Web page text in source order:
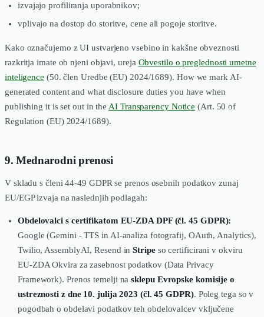
izvajajo profiliranja uporabnikov;
vplivajo na dostop do storitve, cene ali pogoje storitve.
Kako označujemo z UI ustvarjeno vsebino in kakšne obveznosti
razkritja imate ob njeni objavi, ureja Obvestilo o preglednosti umetne
inteligence (50. člen Uredbe (EU) 2024/1689). How we mark AI-
generated content and what disclosure duties you have when
publishing it is set out in the AI Transparency Notice (Art. 50 of
Regulation (EU) 2024/1689).
9. Mednarodni prenosi
V skladu s členi 44-49 GDPR se prenos osebnih podatkov zunaj
EU/EGP izvaja na naslednjih podlagah:
Obdelovalci s certifikatom EU-ZDA DPF (čl. 45 GDPR):
Google (Gemini - TTS in AI-analiza fotografij, OAuth, Analytics),
Twilio, AssemblyAI, Resend in Stripeso certificirani v okviru
EU-ZDA Okvira za zasebnost podatkov (Data Privacy
Framework). Prenos temelji na sklepu Evropske komisije o
ustreznosti z dne 10. julija 2023 (čl. 45 GDPR). Poleg tega so v
pogodbah o obdelavi podatkov teh obdelovalcev vključene